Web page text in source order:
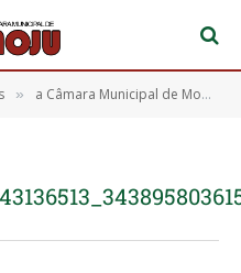
» a Câmara Municipal de Moju teve a honra de receber a Coroa do Divino Espírito Santo